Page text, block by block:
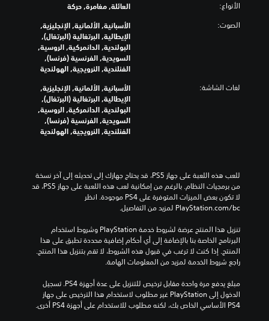
الأنواع: العائلة, مغامرة, حركة
الصوت:
الأسبانية, الألمانية, الإنجليزية,
الإيطالية, البرتغالية (البرتغال),
البولندية, الدانمركية, الروسية,
السويدية, الفرنسية (فرنسا),
الفنلندية, النرويجية, الهولندية
لغات الشاشة:
الأسبانية, الألمانية, الإنجليزية,
الإيطالية, البرتغالية (البرتغال),
البولندية, الدانمركية, الروسية,
السويدية, الفرنسية (فرنسا),
الفنلندية, النرويجية, الهولندية
‎PlayStation.com/bc لمزيد من التفاصيل.
راجع شروط الخدمة لمزيد من المعلومات الهامة.
PS4 الأساسي الخاص بك، لكنه مطلوب للاستخدام على أجهزة PS4 أخرى.